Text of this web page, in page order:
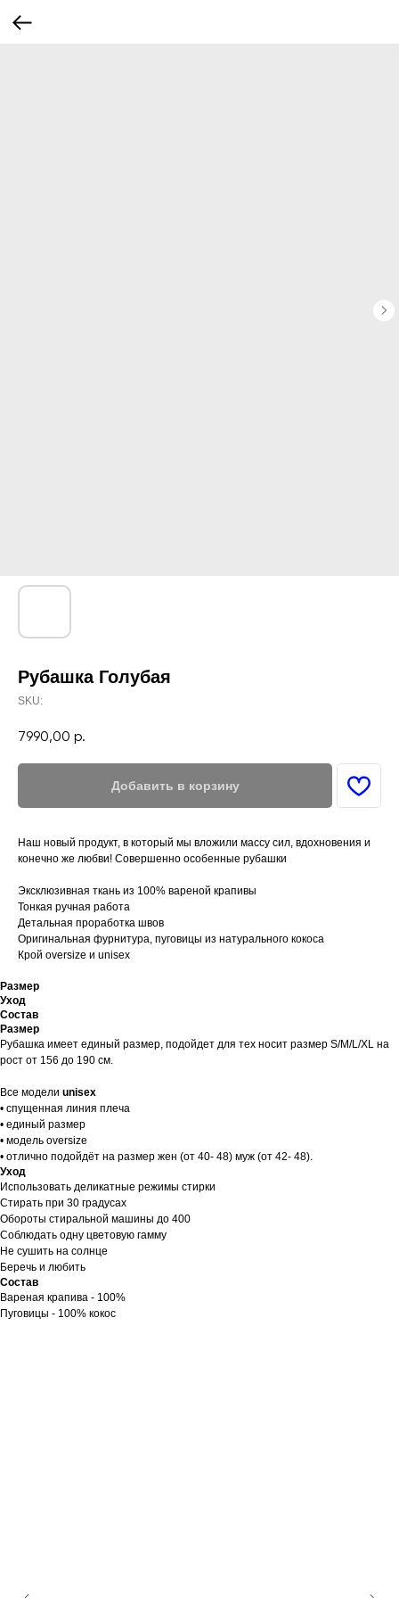
Рубашка Голубая
SKU:
7990,00 р.
Добавить в корзину
Наш новый продукт, в который мы вложили массу сил, вдохновения и
конечно же любви! Совершенно особенные рубашки
Эксклюзивная ткань из 100% вареной крапивы
Тонкая ручная работа
Детальная проработка швов
Оригинальная фурнитура, пуговицы из натурального кокоса
Крой oversize и unisex
Размер
Уход
Состав
Размер
Рубашка имеет единый размер, подойдет для тех носит размер S/M/L/XL на
рост от 156 до 190 см.
Все модели unisex
• спущенная линия плеча
• единый размер
• модель oversize
• отлично подойдёт на размер жен (от 40- 48) муж (от 42- 48).
Уход
Использовать деликатные режимы стирки
Стирать при 30 градусах
Обороты стиральной машины до 400
Соблюдать одну цветовую гамму
Не сушить на солнце
Беречь и любить
Состав
Вареная крапива - 100%
Пуговицы - 100% кокос